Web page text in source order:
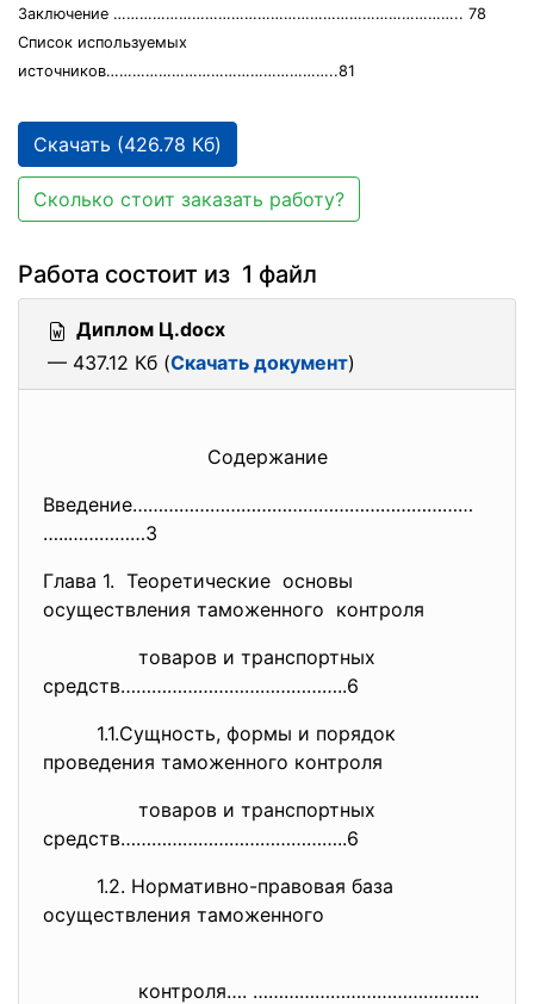
Заключение …………………………………………………………………….. 78
Список используемых
источников……………………………………………..81
Скачать (426.78 Кб)
Сколько стоит заказать работу?
Работа состоит из 1 файл
Диплом Ц.docx
— 437.12 Кб (Скачать документ)
Содержание
Введение…………………………………………………………
…..……………3
Глава 1. Теоретические основы
осуществления таможенного контроля
товаров и транспортных
средств……………………………………..6
1.1.Сущность, формы и порядок
проведения таможенного контроля
товаров и транспортных
средств……………………………………..6
1.2. Нормативно-правовая база
осуществления таможенного
контроля…. ……………………………………..